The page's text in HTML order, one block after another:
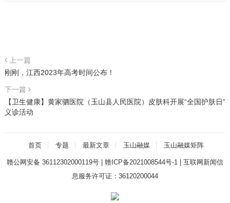
上一篇
刚刚，江西2023年高考时间公布！
下一篇
【卫生健康】黄家驷医院（玉山县人民医院）皮肤科开展“全国护肤日”
义诊活动
首页 专题 最新文章 玉山融媒 玉山融媒矩阵
赣公网安备 36112302000119号| 赣ICP备2021008544号-1| 互联网新闻信
息服务许可证：36120200044